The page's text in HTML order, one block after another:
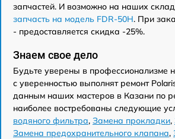
запчастей. И возможно на наших
запчасть на модель FDR-50H. При
- предоставляется скидка -25%.
Знаем свое дело
Будьте уверены в профессионализме
с уверенностью выполнят ремонт
данным наших мастеров в Казани по
наиболее востребованы следующие
водяного фильтра, Замена прокладки,
Замена предохранительного клапана,